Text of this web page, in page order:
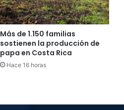
Más de 1.150 familias
sostienen la producción de
papa en Costa Rica
Hace 16 horas